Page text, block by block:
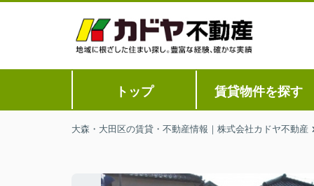
トップ 賃貸物件を探す
大森・大田区の賃貸・不動産情報｜株式会社カドヤ不動産